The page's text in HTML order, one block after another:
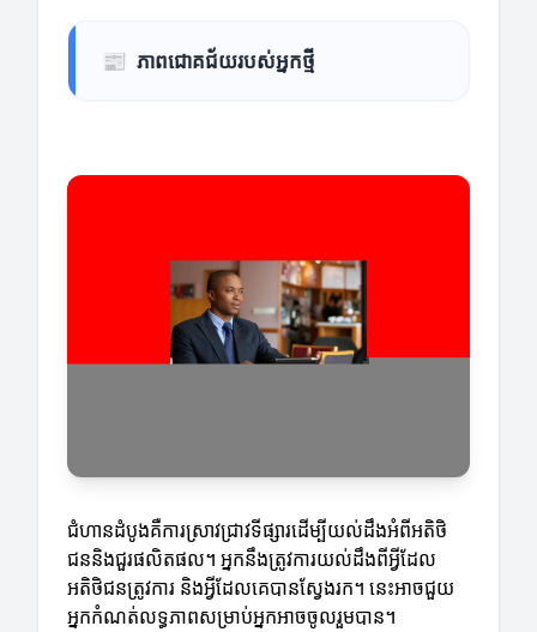
📰 ភាពជោគជ័យរបស់អ្នកថ្មី
ជំហានដំបូងគឺការស្រាវជ្រាវទីផ្សារដើម្បីយល់ដឹងអំពីអតិថិ
ជននិងជួរផលិតផល។ អ្នកនឹងត្រូវការយល់ដឹងពីអ្វីដែល
អតិថិជនត្រូវការ និងអ្វីដែលគេបានស្វែងរក។ នេះអាចជួយ
អ្នកកំណត់លទ្ធភាពសម្រាប់អ្នកអាចចូលរួមបាន។